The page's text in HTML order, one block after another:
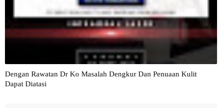
Dengan Rawatan Dr Ko Masalah Dengkur Dan Penuaan Kulit
Dapat Diatasi